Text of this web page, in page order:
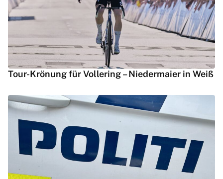
Tour-Krönung für Vollering – Niedermaier in Weiß